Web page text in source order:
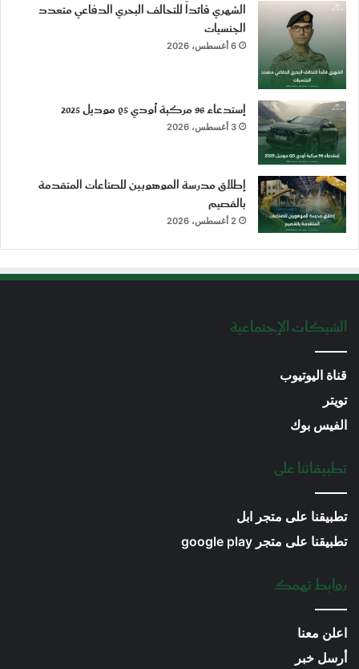
الشهري قائداً للتحالف البحري الدفاعي متعدد
الجنسيات
6 أغسطس، 2026
إستدعاء 96 مركبة أودي Q5 موديل 2025
3 أغسطس، 2026
إطلاق مدرسة الموهوبين للصناعات المتقدمة
بالقصيم
2 أغسطس، 2026
الشبكات الإجتماعية
قناة اليوتيوب
تويتر
الفيس بوك
تطبيقاتنا على
تطبيقنا على متجر ابل
تطبيقنا على متجر google play
روابط تهمك
اعلن معنا
أرسل خبر